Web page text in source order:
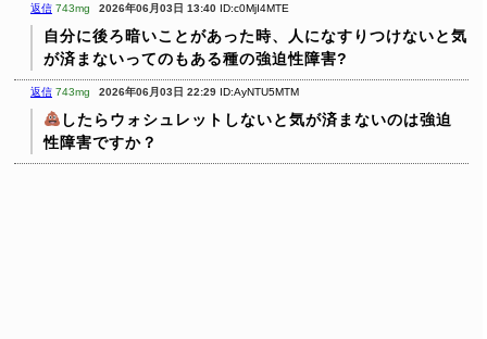
返信 743mg 2026年06月03日 13:40 ID:c0MjI4MTE
自分に後ろ暗いことがあった時、人になすりつけないと気
が済まないってのもある種の強迫性障害?
返信 743mg 2026年06月03日 22:29 ID:AyNTU5MTM
したらウォシュレットしないと気が済まないのは強迫
性障害ですか？